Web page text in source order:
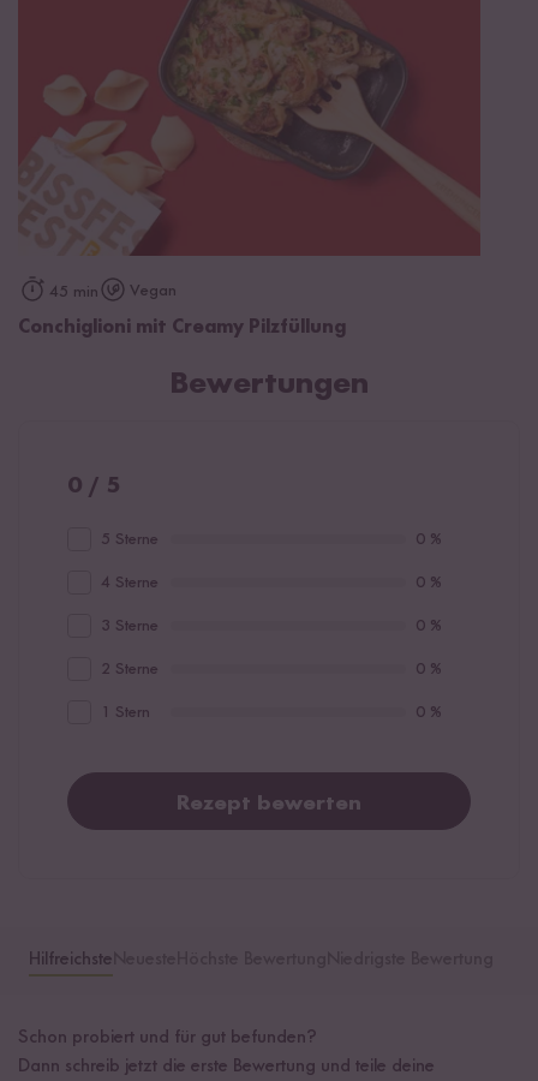
45 min Vegan
Conchiglioni mit Creamy Pilzfüllung
Bewertungen
0 / 5
5 Sterne 0 %
4 Sterne 0 %
3 Sterne 0 %
2 Sterne 0 %
1 Stern 0 %
Rezept bewerten
Hilfreichste
Schon probiert und für gut befunden?
Dann schreib jetzt die erste Bewertung und teile deine